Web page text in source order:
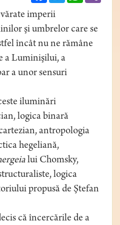
imperii
şi umbrelor care se
încât nu ne rămâne
a Luminişilui, a
a unor sensuri
iluminări
logica binară
antropologia
hegeliană,
lui Chomsky,
logica
propusă de Ştefan
că încercările de a